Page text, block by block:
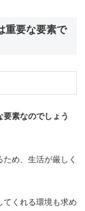
重要な要素で
素なのでしょう
め、生活が厳しく
てくれる環境も求め